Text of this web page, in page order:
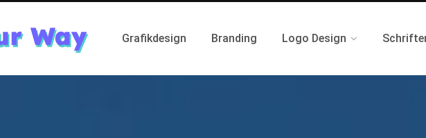
Grafikdesign Branding Logo Design